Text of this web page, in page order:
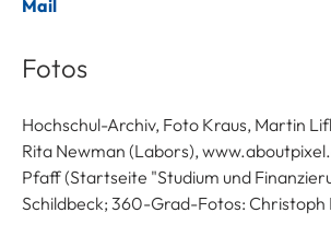
Mail
Fotos
Hochschul-Archiv, Foto Kraus, Martin
Rita Newman (Labors),
Pfaff (Startseite "Studium und
Schildbeck; 360-Grad-Fotos: Christoph